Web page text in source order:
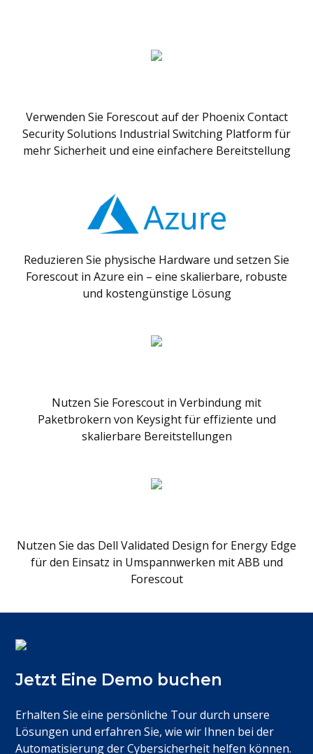
Verwenden Sie Forescout auf der Phoenix Contact
Security Solutions Industrial Switching Platform für
mehr Sicherheit und eine einfachere Bereitstellung
Reduzieren Sie physische Hardware und setzen Sie
Forescout in Azure ein – eine skalierbare, robuste
und kostengünstige Lösung
Nutzen Sie Forescout in Verbindung mit
Paketbrokern von Keysight für effiziente und
skalierbare Bereitstellungen
Nutzen Sie das Dell Validated Design for Energy Edge
für den Einsatz in Umspannwerken mit ABB und
Forescout
Jetzt Eine Demo buchen​
Erhalten Sie eine persönliche Tour durch unsere
Lösungen und erfahren Sie, wie wir Ihnen bei der
Automatisierung der Cybersicherheit helfen können.​